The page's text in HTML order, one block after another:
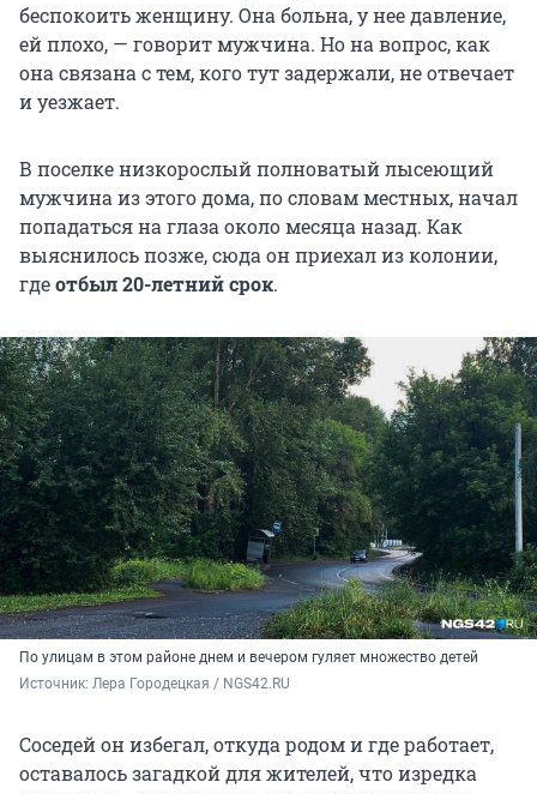
беспокоить женщину. Она больна, у нее давление,
ей плохо, — говорит мужчина. Но на вопрос, как
она связана с тем, кого тут задержали, не отвечает
и уезжает.
В поселке низкорослый полноватый лысеющий
мужчина из этого дома, по словам местных, начал
попадаться на глаза около месяца назад. Как
выяснилось позже, сюда он приехал из колонии,
гдеотбыл 20-летний срок.
По улицам в этом районе днем и вечером гуляет множество детей
Источник: Лера Городецкая / NGS42.RU
Соседей он избегал, откуда родом и где работает,
оставалось загадкой для жителей, что изредка